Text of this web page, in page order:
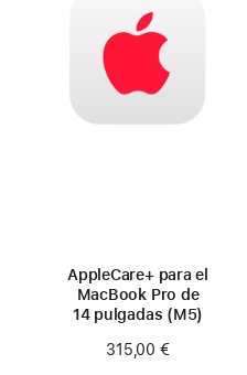
AppleCare+ para el
MacBook Pro de
14 pulgadas (M5)
315,00 €